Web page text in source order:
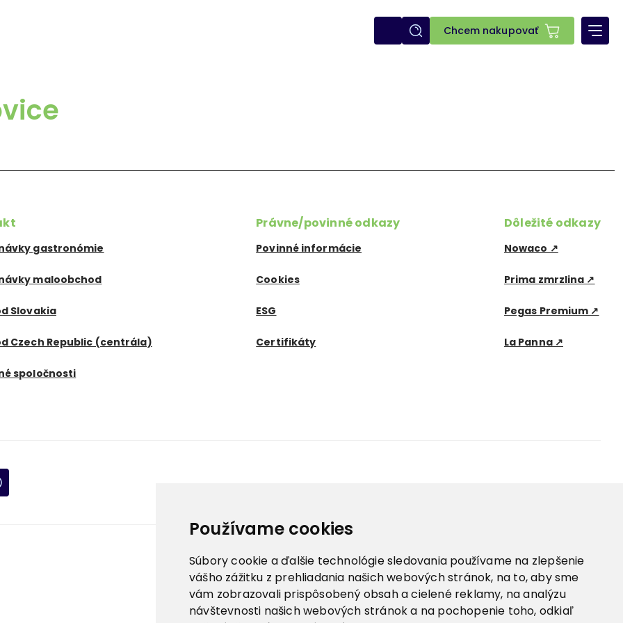
Používame cookies
Súbory cookie a ďalšie technológie sledovania používame na zlepšenie
vášho zážitku z prehliadania našich webových stránok, na to, aby sme
vám zobrazovali prispôsobený obsah a cielené reklamy, na analýzu
návštevnosti našich webových stránok a na pochopenie toho, odkiaľ
E-
Chcem nakupovať
gastronómie
maloobchod
Slovakia
Czech Republic (centrála)
spoločnosti
Právne/povinné odkazy
Povinné informácie
Cookies
ESG
Certifikáty
Dôležité odkazy
Nowaco ↗
Prima zmrzlina ↗
Pegas Premium ↗
La Panna ↗